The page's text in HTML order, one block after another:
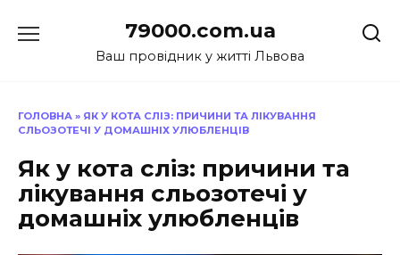
до
79000.com.ua
Ваш провідник у житті Львова
ГОЛОВНА » ЯК У КОТА СЛІЗ: ПРИЧИНИ ТА ЛІКУВАННЯ
СЛЬОЗОТЕЧІ У ДОМАШНІХ УЛЮБЛЕНЦІВ
Як у кота сліз: причини та
лікування сльозотечі у
домашніх улюбленців